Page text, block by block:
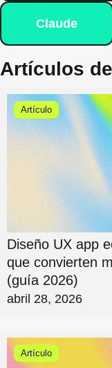
Claude
Artículos
Artículo
Diseño UX app
que convierten
(guía 2026)
abril 28, 2026
Artículo